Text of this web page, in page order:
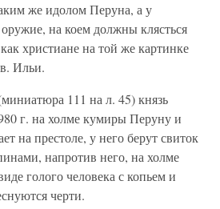
же идолом Перуна, а у
на коем должны клясться
христиане на той же картинке
Ильи.
111 на л. 45) князь
г. на холме кумиры Перуну и
на престоле, у него берут свиток
напротив него, на холме
голого человека с копьем и
черти.